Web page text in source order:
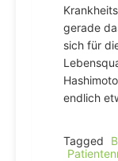
gerade
sich für
endlich
Tagged